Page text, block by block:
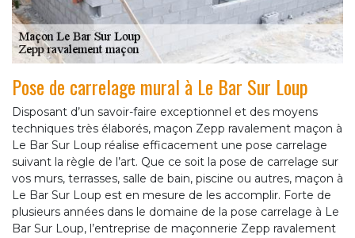
Pose de carrelage mural à Le Bar Sur Loup
Disposant d’un savoir-faire exceptionnel et des moyens
techniques très élaborés, maçon Zepp ravalement maçon à
Le Bar Sur Loup réalise efficacement une pose carrelage
suivant la règle de l’art. Que ce soit la pose de carrelage sur
vos murs, terrasses, salle de bain, piscine ou autres, maçon à
Le Bar Sur Loup est en mesure de les accomplir. Forte de
plusieurs années dans le domaine de la pose carrelage à Le
Bar Sur Loup, l’entreprise de maçonnerie Zepp ravalement